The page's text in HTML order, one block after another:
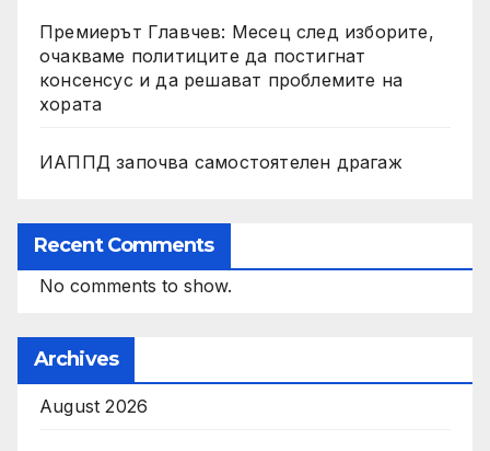
Премиерът Главчев: Месец след изборите,
очакваме политиците да постигнат
консенсус и да решават проблемите на
хората
ИАППД започва самостоятелен драгаж
Recent Comments
No comments to show.
Archives
August 2026